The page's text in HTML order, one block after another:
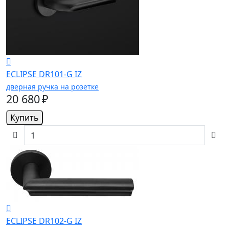
ECLIPSE DR101-G IZ
дверная ручка на розетке
20 680 ₽
Купить
ECLIPSE DR102-G IZ